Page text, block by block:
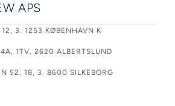
APS
12, 3. 1253 KØBENHAVN K
1TV, 2620 ALBERTSLUND
52, 18, 3. 8600 SILKEBORG